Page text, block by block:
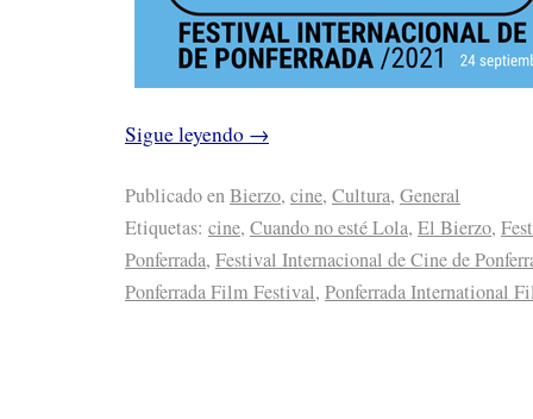
Sigue leyendo →
Publicado enBierzo, cine, Cultura, General
Etiquetas: cine, Cuando no esté Lola, El Bierzo,
Ponferrada, Festival Internacional de Cine de
Ponferrada Film Festival, Ponferrada International